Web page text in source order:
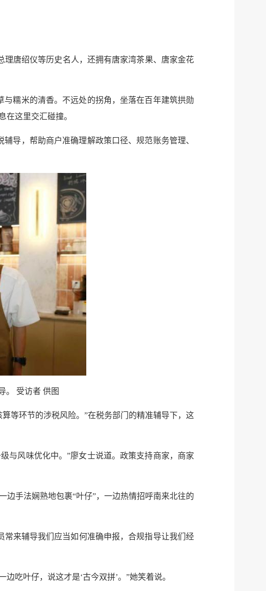
唐绍仪等历史名人，还拥有唐家湾茶果、唐家金花
糯米的清香。不远处的拐角，坐落在百年建筑拱勋
这里交汇碰撞。
导，帮助商户准确理解政策口径、规范账务管理、
。 受访者 供图
等环节的涉税风险。”在税务部门的精准辅导下，这
与风味优化中。”廖女士说道。政策支持商家，商家
边手法娴熟地包裹“叶仔”，一边热情招呼南来北往的
常来辅导我们应当如何准确申报，合规指导让我们经
吃叶仔，说这才是‘古今双拼’。”她笑着说。